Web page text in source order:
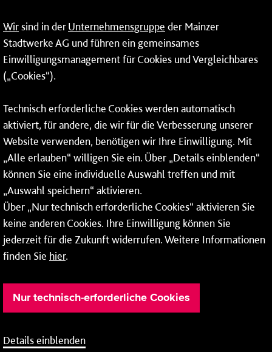
24-Stunden-Telefon*
06131 – 12 77 77
Fax: 06131 – 12 66 66
* Montags bis freitags bis 7 und ab 18 Uhr sowie an
Wochenenden und Feiertagen ganztags werden Ihre
Anrufe je nach Themenauswahl an ein Callcenter des
RMV oder von nextbike weitergeleitet. Dort erhalten Sie
ausschließlich Auskünfte zum Fahrplan bzw. zu
meinRad.
Wirsind in derUnternehmensgruppe der Mainzer
Stadtwerke AG und führen ein gemeinsames
Einwilligungsmanagement für Cookies und Vergleichbares
(„Cookies“).
Technisch erforderliche Cookies werden automatisch
aktiviert, für andere, die wir für die Verbesserung unserer
Website verwenden, benötigen wir Ihre Einwilligung. Mit
„Alle erlauben“ willigen Sie ein. Über „Details einblenden“
können Sie eine individuelle Auswahl treffen und mit
„Auswahl speichern“ aktivieren.
Über „Nur technisch erforderliche Cookies“ aktivieren Sie
keine anderen Cookies. Ihre Einwilligung können Sie
jederzeit für die Zukunft widerrufen. Weitere Informationen
finden Sie hier.
Nur technisch-erforderliche Cookies
Details einblenden